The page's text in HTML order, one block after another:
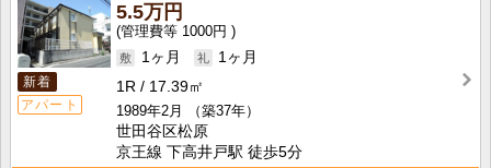
新着
アパート
5.5万円
1000円
1ヶ月
1ヶ月
1R
17.39㎡
1989年2月
（築37年）
世田谷区松原
京王線 下高井戸駅 徒歩5分